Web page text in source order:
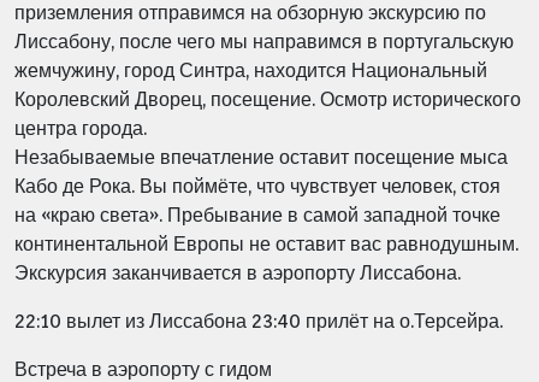
приземления отправимся на обзорную экскурсию по
Лиссабону, после чего мы направимся в португальскую
жемчужину, город Синтра, находится Национальный
Королевский Дворец, посещение. Осмотр исторического
центра города.
Незабываемые впечатление оставит посещение мыса
Кабо де Рока. Вы поймёте, что чувствует человек, стоя
на «краю света». Пребывание в самой западной точке
континентальной Европы не оставит вас равнодушным.
Экскурсия заканчивается в аэропорту Лиссабона.
22:10 вылет из Лиссабона 23:40 прилёт на о.Терсейра.
Встреча в аэропорту с гидом